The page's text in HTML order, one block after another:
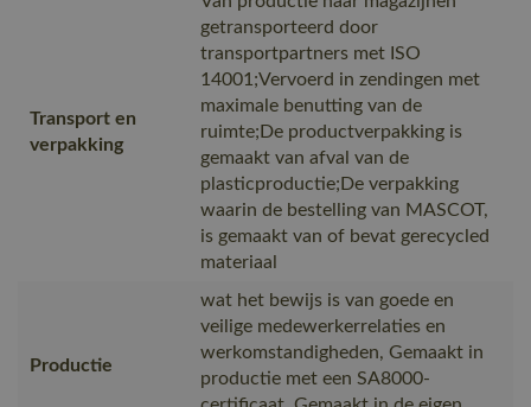
Transport en
verpakking
getransporteerd door
transportpartners met ISO
14001;Vervoerd in zendingen met
maximale benutting van de
ruimte;De productverpakking is
gemaakt van afval van de
plasticproductie;De verpakking
waarin de bestelling van MASCOT,
is gemaakt van of bevat gerecycled
materiaal
Productie
wat het bewijs is van goede en
veilige medewerkerrelaties en
werkomstandigheden, Gemaakt in
productie met een SA8000-